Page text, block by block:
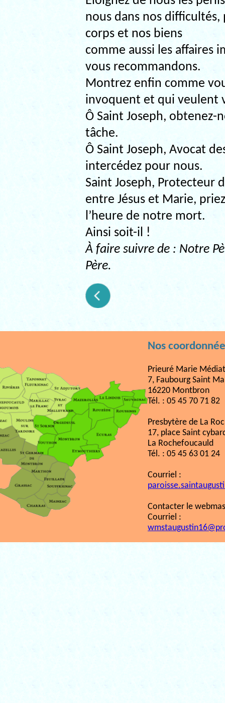
nous dans nos
corps et nos biens
comme aussi les affaires
vous recommandons.
Montrez enfin comme
invoquent et qui veulent
Ô Saint Joseph,
tâche.
Ô Saint Joseph, Avocat
intercédez pour nous.
Saint Joseph, Protecteur
entre Jésus et Marie,
l’heure de notre mort.
Ainsi soit-il !
À faire suivre de : Notre
Père.
Nos
Prieuré Marie
7, Faubourg Saint
16220 Montbron
Tél. : 05 45 70 71 82
Presbytère de La
17, place Saint
La Rochefoucauld
Tél. : 05 45 63 01 24
Courriel :
Contacter le
Courriel :